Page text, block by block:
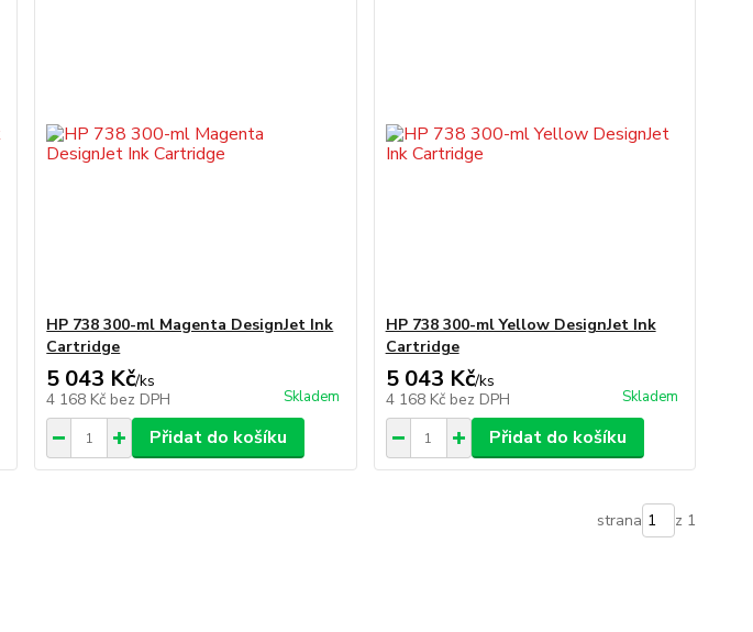
HP 738 300-ml Magenta DesignJet Ink
Cartridge
5 043 Kč/ks
4 168 Kč bez DPH Skladem
Přidat do košíku
HP 738 300-ml Yellow DesignJet Ink
Cartridge
5 043 Kč/ks
4 168 Kč bez DPH Skladem
Přidat do košíku
strana z 1